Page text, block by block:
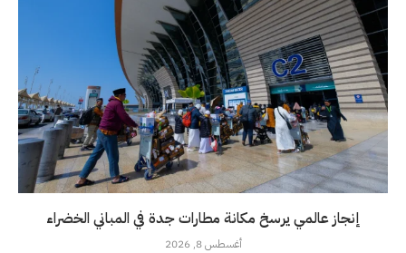
إنجاز عالمي يرسخ مكانة مطارات جدة في المباني الخضراء
أغسطس 8, 2026